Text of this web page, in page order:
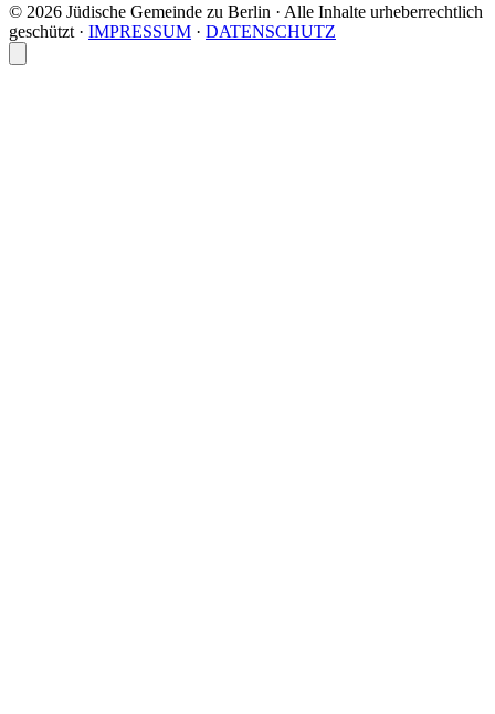
© 2026 Jüdische Gemeinde zu Berlin · Alle Inhalte urheberrechtlich
geschützt · IMPRESSUM · DATENSCHUTZ